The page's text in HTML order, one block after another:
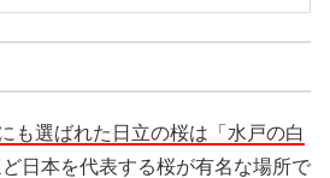
も選ばれた日立の桜は「水戸の白
日本を代表する桜が有名な場所で